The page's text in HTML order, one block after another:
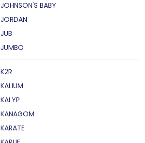
JOHNSON'S BABY
JORDAN
JUB
JUMBO
K2R
KALIUM
KALYP
KANAGOM
KARATE